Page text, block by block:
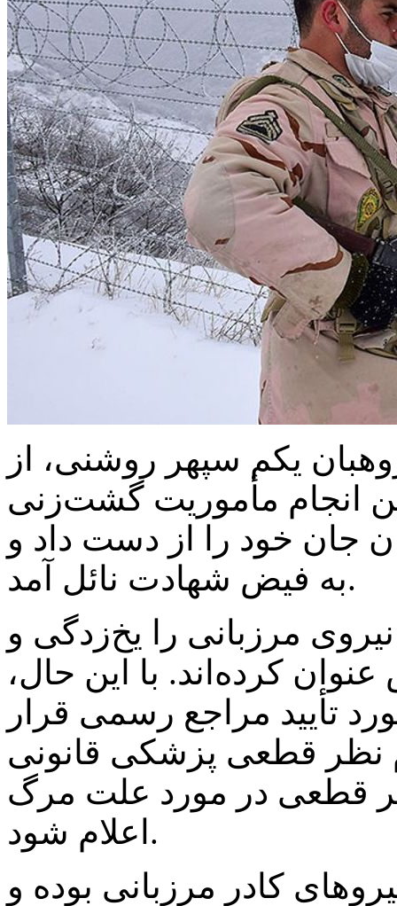
یکم سپهر روشنی، از
انجام مأموریت گشت‌زنی
جان خود را از دست داد و
به فیض شهادت نائل آمد.
مرزبانی را یخ‌زدگی و
کرده‌اند. با این حال،
تأیید مراجع رسمی قرار
نظر قطعی پزشکی قانونی
قطعی در مورد علت مرگ
اعلام شود.
کادر مرزبانی بوده و